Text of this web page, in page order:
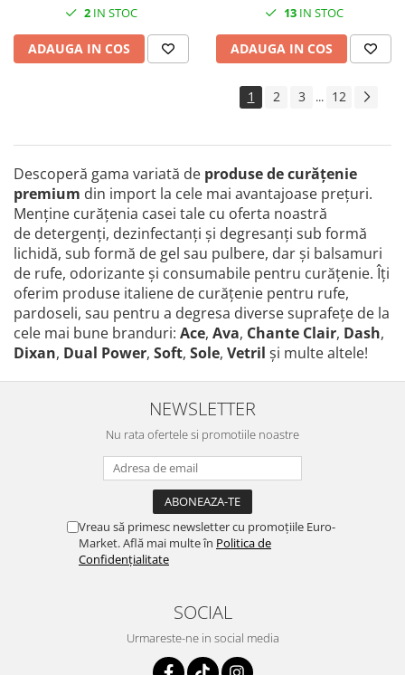
2 IN STOC
ADAUGA IN COS
13IN STOC
ADAUGA IN COS
1 2 3 ... 12
Descoperă gama variată de produse de curăţenie
premium din import la cele mai avantajoase preţuri.
Menține curățenia casei tale cu oferta noastră
de detergenți, dezinfectanți și degresanți sub formă
lichidă, sub formă de gel sau pulbere, dar și balsamuri
de rufe, odorizante și consumabile pentru curățenie. Îți
oferim produse italiene de curățenie pentru rufe,
pardoseli, sau pentru a degresa diverse suprafețe de la
cele mai bune branduri: Ace, Ava, Chante Clair, Dash,
Dixan, Dual Power, Soft, Sole, Vetril și multe altele!
NEWSLETTER
Nu rata ofertele si promotiile noastre
Vreau să primesc newsletter cu promoțiile Euro-
Market. Află mai multe în Politica de
Confidențialitate
SOCIAL
Urmareste-ne in social media